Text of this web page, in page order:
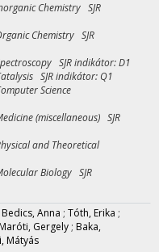
Chemistry SJR
Chemistry SJR
SJR indikátor: D1
SJR indikátor: Q1
Science
(miscellaneous) SJR
and Theoretical
Biology SJR
Bedics, Anna ; Tóth, Erika ;
Maróti, Gergely ; Baka,
Mátyás